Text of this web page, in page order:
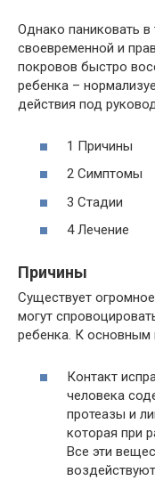
Однако паниковать в
своевременной и
покровов быстро
ребенка –
действия под
1 Причины
2 Симптомы
3 Стадии
4 Лечение
Причины
Существует
могут
ребенка. К
Контакт
человека
протеазы и
которая при
Все эти